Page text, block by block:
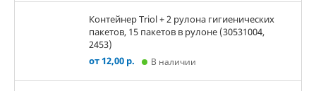
Контейнер Triol + 2 рулона гигиенических
пакетов, 15 пакетов в рулоне (30531004,
2453)
от 12,00 р.
В наличии